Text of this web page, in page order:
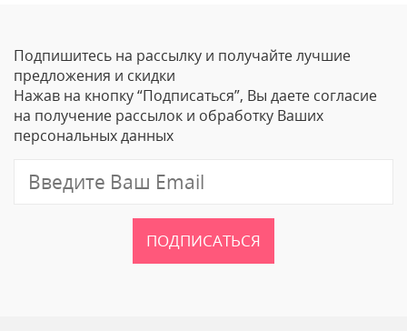
Ваше Имя
Email
Подпишитесь на рассылку и получайте лучшие
предложения и скидки
Нажав на кнопку “Подписаться”, Вы даете согласие
на получение рассылок и обработку Ваших
персональных данных
ПОДПИСАТЬСЯ